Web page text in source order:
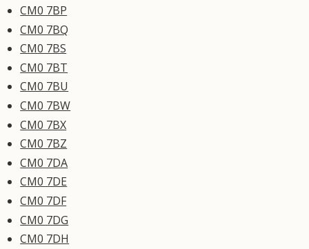
CM0 7BP
CM0 7BQ
CM0 7BS
CM0 7BT
CM0 7BU
CM0 7BW
CM0 7BX
CM0 7BZ
CM0 7DA
CM0 7DE
CM0 7DF
CM0 7DG
CM0 7DH